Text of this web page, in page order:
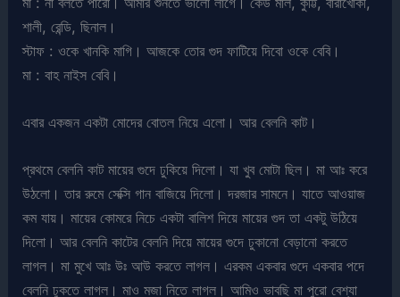
শালী, রেন্ডি, ছিনাল।
স্টাফ : ওকে খানকি মাগি। আজকে তোর গুদ ফাটিয়ে দিবো ওকে বেবি।
মা : বাহ নাইস বেবি।
এবার একজন একটা মোদের বোতল নিয়ে এলো। আর বেলনি কাট।
প্রথমে বেলনি কাট মায়ের গুদে ঢুকিয়ে দিলো। যা খুব মোটা ছিল। মা আঃ করে
উঠলো। তার রুমে সেক্সি গান বাজিয়ে দিলো। দরজার সামনে। যাতে আওয়াজ
কম যায়। মায়ের কোমরে নিচে একটা বালিশ দিয়ে মায়ের গুদ তা একটু উঠিয়ে
দিলো। আর বেলনি কাটের বেলনি দিয়ে মায়ের গুদে ঢুকানো বেড়ানো করতে
লাগল। মা মুখে আঃ উঃ আউ করতে লাগল। এরকম একবার গুদে একবার পদে
বেলনি ঢুকতে লাগল। মাও মজা নিতে লাগল। আমিও ভাবছি মা পুরো বেশ্যা